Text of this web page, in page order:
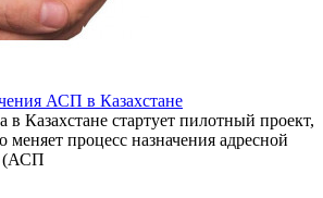
АСП в Казахстане
в Казахстане стартует пилотный проект,
меняет процесс назначения адресной
(АСП